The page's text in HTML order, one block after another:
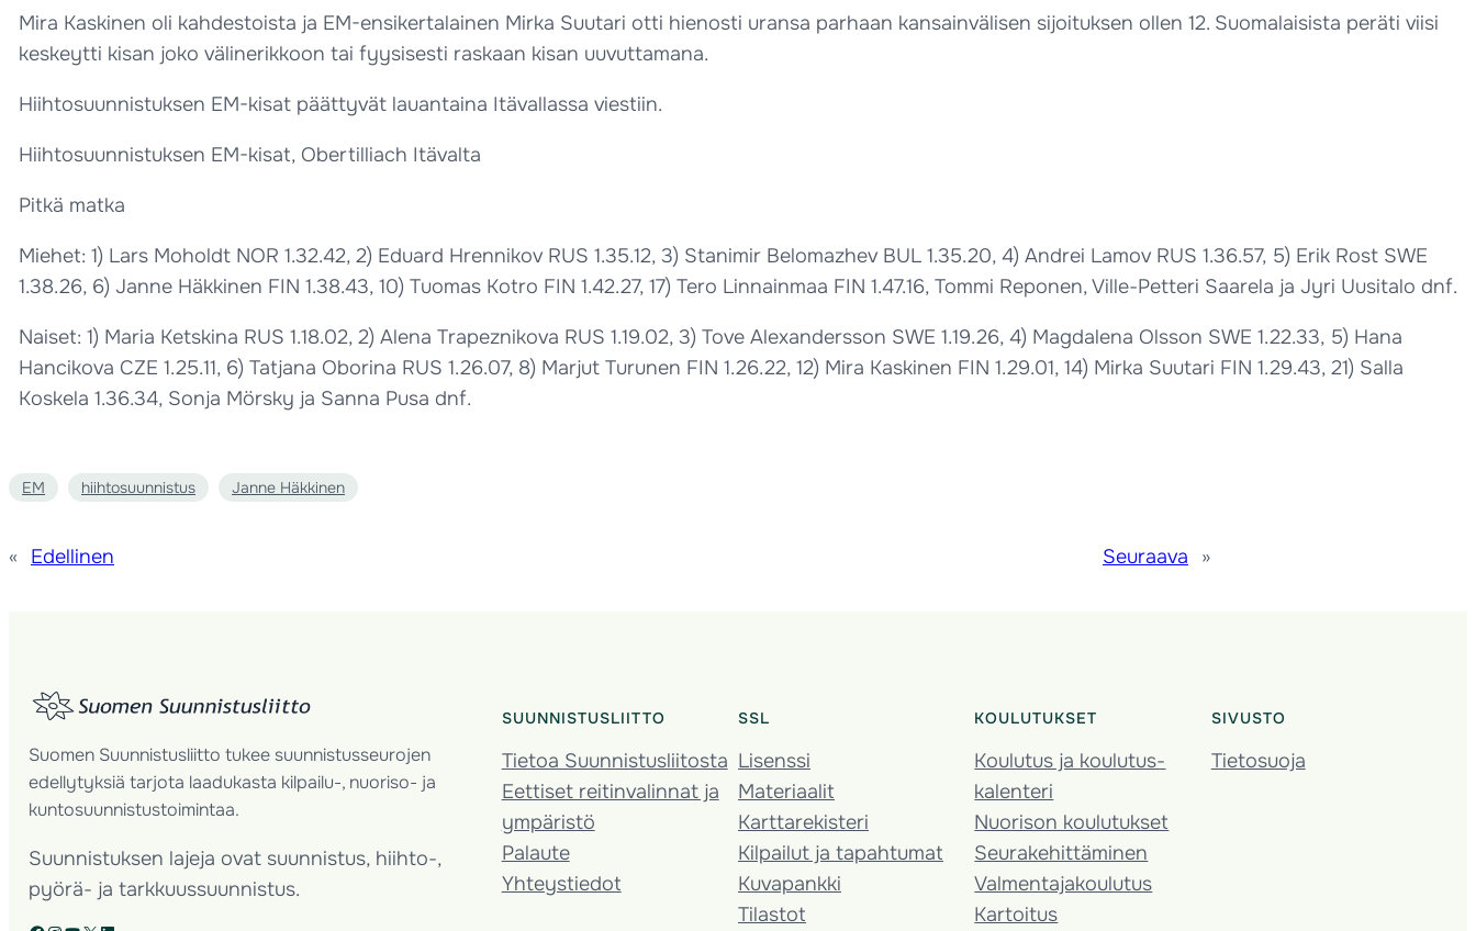
Mira Kaskinen oli kahdestoista ja EM-ensikertalainen Mirka Suutari otti hienosti uransa parhaan kansainvälisen sijoituksen ollen 12. Suomalaisista peräti viisi
keskeytti kisan joko välinerikkoon tai fyysisesti raskaan kisan uuvuttamana.
Hiihtosuunnistuksen EM-kisat päättyvät lauantaina Itävallassa viestiin.
Hiihtosuunnistuksen EM-kisat, Obertilliach Itävalta
Pitkä matka
Miehet: 1) Lars Moholdt NOR 1.32.42, 2) Eduard Hrennikov RUS 1.35.12, 3) Stanimir Belomazhev BUL 1.35.20, 4) Andrei Lamov RUS 1.36.57, 5) Erik Rost SWE
1.38.26, 6) Janne Häkkinen FIN 1.38.43, 10) Tuomas Kotro FIN 1.42.27, 17) Tero Linnainmaa FIN 1.47.16, Tommi Reponen, Ville-Petteri Saarela ja Jyri Uusitalo dnf.
Naiset: 1) Maria Ketskina RUS 1.18.02, 2) Alena Trapeznikova RUS 1.19.02, 3) Tove Alexandersson SWE 1.19.26, 4) Magdalena Olsson SWE 1.22.33, 5) Hana
Hancikova CZE 1.25.11, 6) Tatjana Oborina RUS 1.26.07, 8) Marjut Turunen FIN 1.26.22, 12) Mira Kaskinen FIN 1.29.01, 14) Mirka Suutari FIN 1.29.43, 21) Salla
Koskela 1.36.34, Sonja Mörsky ja Sanna Pusa dnf.
EM hiihtosuunnistus Janne Häkkinen
« Edellinen Seuraava »
Suomen Suunnistusliitto tukee suunnistusseurojen
edellytyksiä tarjota laadukasta kilpailu-, nuoriso- ja
kuntosuunnistustoimintaa.
Suunnistuksen lajeja ovat suunnistus, hiihto-,
pyörä- ja tarkkuussuunnistus.
SUUNNISTUSLIITTO
Tietoa Suunnistusliitosta
Eettiset reitinvalinnat ja
ympäristö
Palaute
Yhteystiedot
SSL
Lisenssi
Materiaalit
Karttarekisteri
Kilpailut ja tapahtumat
Kuvapankki
Tilastot
KOULUTUKSET
Koulutus ja koulutus­
kalenteri
Nuorison koulutukset
Seura­kehittäminen
Valmentaja­koulutus
Kartoitus
SIVUSTO
Tietosuoja